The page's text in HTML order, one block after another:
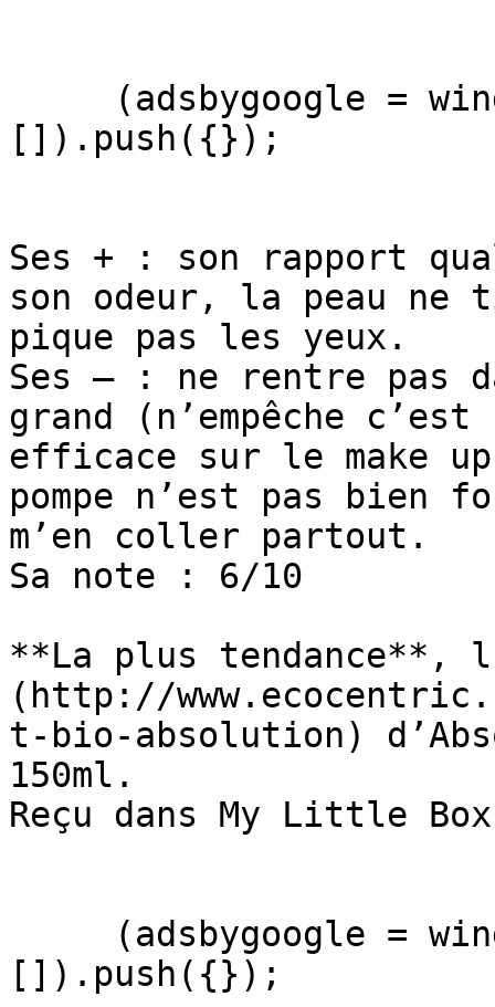
[]).push({});
Ses + : son rapport
son odeur, la peau
pique pas les yeux.
Ses – : ne rentre pas
grand (n’empêche
efficace sur le make
pompe n’est pas bien
m’en coller partout.
Sa note : 6/10
**La plus tendance**,
(http://
t-bio-absolution)
150ml.
Reçu dans My Little
[]).push({});